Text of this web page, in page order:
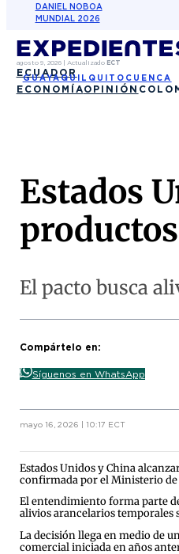
DANIEL NOBOA
MUNDIAL 2026
agosto 9, 2026| Actualizado ECT
ECUADOR
GUAYAQUIL QUITO CUENCA
ECONOMÍAOPINIÓN
Estados
El pacto busca
Compártelo en:
Síguenos en WhatsApp
mayo 16, 2026 | 10:17 ECT
Estados Unidos y China
confirmada por el Ministerio de
El entendimiento forma parte
alivios arancelarios temporales
La decisión llega en medio de
comercial iniciada en años